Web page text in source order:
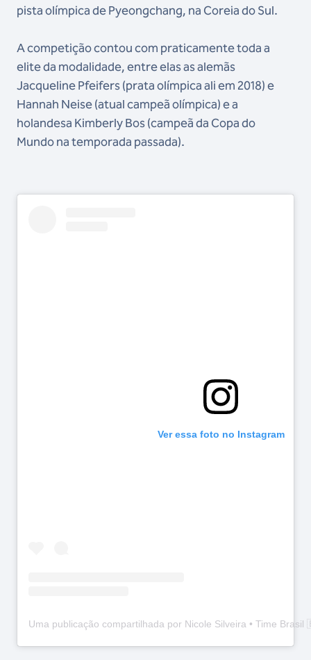
pista olímpica de Pyeongchang, na Coreia do Sul.
A competição contou com praticamente toda a
elite da modalidade, entre elas as alemãs
Jacqueline Pfeifers (prata olímpica ali em 2018) e
Hannah Neise (atual campeã olímpica) e a
holandesa Kimberly Bos (campeã da Copa do
Mundo na temporada passada).
Ver essa foto no Instagram
Uma publicação compartilhada por Nicole Silveira • Time